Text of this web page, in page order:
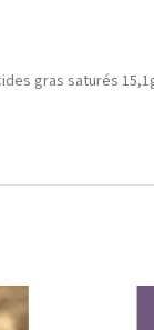
gras saturés